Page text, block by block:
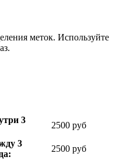
меток. Используйте
3
2500 руб
3
2500 руб